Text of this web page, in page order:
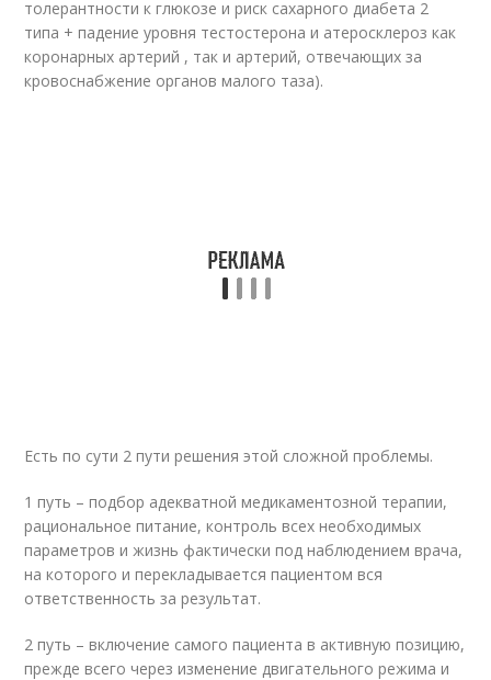
толерантности к глюкозе и риск сахарного диабета 2
типа + падение уровня тестостерона и атеросклероз как
коронарных артерий , так и артерий, отвечающих за
кровоснабжение органов малого таза).
Есть по сути 2 пути решения этой сложной проблемы.
1 путь – подбор адекватной медикаментозной терапии,
рациональное питание, контроль всех необходимых
параметров и жизнь фактически под наблюдением врача,
на которого и перекладывается пациентом вся
ответственность за результат.
2 путь – включение самого пациента в активную позицию,
прежде всего через изменение двигательного режима и